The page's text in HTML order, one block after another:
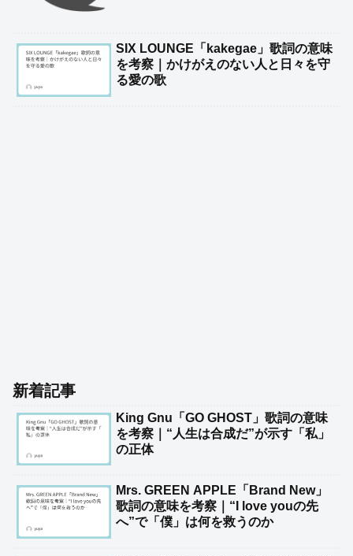
SIX LOUNGE「kakegae」歌詞の意味
を考察｜かけがえのない人と日々を守
る愛の歌
新着記事
King Gnu「GO GHOST」歌詞の意味
を考察｜“人生は合成だ”が示す「私」
の正体
Mrs. GREEN APPLE「Brand New」
歌詞の意味を考察｜“I love youの先
へ”で「僕」は何を救うのか